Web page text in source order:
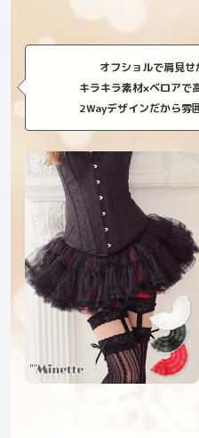
オフショルで肩見
キラキラ素材×ベロアで
2Wayデザインだから雰